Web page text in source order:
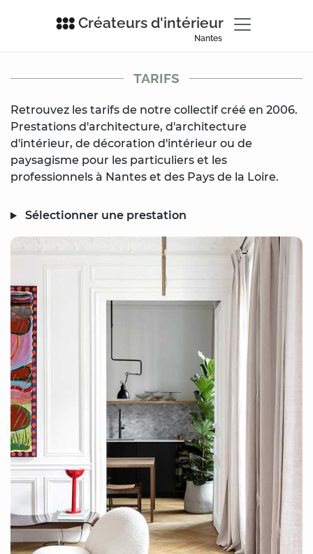
Créateurs d'intérieur
Nantes
TARIFS
Retrouvez les tarifs de notre collectif créé en 2006.
Prestations d'architecture, d'architecture
d'intérieur, de décoration d'intérieur ou de
paysagisme pour les particuliers et les
professionnels à Nantes et des Pays de la Loire.
Sélectionner une prestation